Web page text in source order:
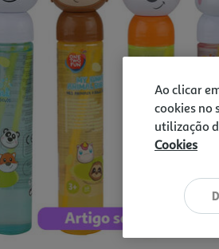
Ao clicar
cookies no
utilização
Cookies